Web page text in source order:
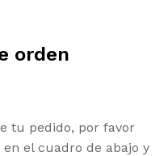
orden
tu pedido, por favor
el cuadro de abajo y